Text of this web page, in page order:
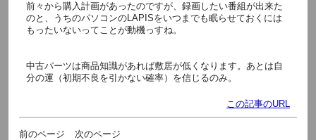
前々から購入計画があったのですが、録画したい番組が出来た
のと、うちのパソコンのLAPISをいつまでも眠らせておくには
もったいないってことが動機っすね。
中古パーツは商品知識があれば敷居が低くなります。あとは自
分の運（初期不良を引かない確率）を信じるのみ。
この記事のURL
前のページ
次のページ